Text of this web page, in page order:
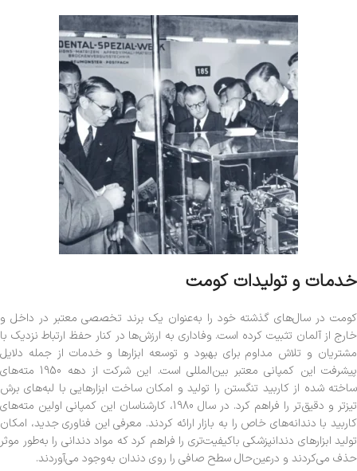
خدمات و تولیدات کومت
کومت در سال‌های گذشته خود را به‌عنوان یک برند تخصصی معتبر در داخل و
خارج از آلمان تثبیت کرده است. وفاداری به ارزش‌ها در کنار حفظ ارتباط نزدیک با
مشتریان و تلاش مداوم برای بهبود و توسعه ابزارها و خدمات از جمله دلایل
پیشرفت این کمپانی معتبر بین‌المللی است. این شرکت از دهه 1950 مته‌های
ساخته شده از کاربید تنگستن را تولید و امکان ساخت ابزارهایی با لبه‌های برش
تیزتر و دقیق‌تر را فراهم کرد. در سال 1980، کارشناسان این کمپانی اولین مته‌های
کاربید با دندانه‌های خاص را به بازار ارائه کردند. معرفی این فناوری جدید، امکان
تولید ابزارهای دندانپزشکی باکیفیت‌تری را فراهم کرد که مواد دندانی را به‌طور موثر
حذف می‌کردند و درعین‌حال سطح صافی را روی دندان به‌وجود می‌آوردند.